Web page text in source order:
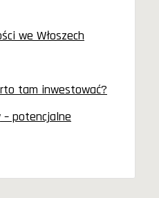
we Włoszech
tam inwestować?
– potencjalne